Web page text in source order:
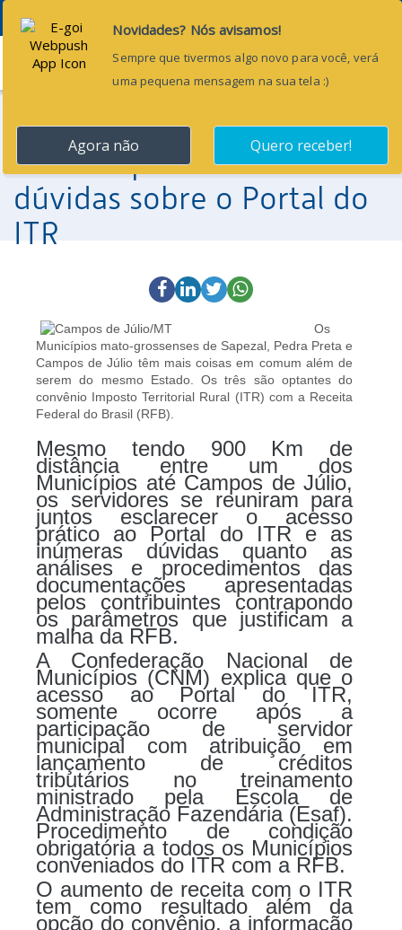
Menu
3 de novembro de 2014
Gestores municipais se
reúnem para esclarecer
dúvidas sobre o Portal do
ITR
Os
Municípios mato-grossenses de Sapezal, Pedra Preta e
Campos de Júlio têm mais coisas em comum além de
serem do mesmo Estado. Os três são optantes do
convênio Imposto Territorial Rural (ITR) com a Receita
Federal do Brasil (RFB).
Mesmo tendo 900 Km de
distância entre um dos
Municípios até Campos de Júlio,
os servidores se reuniram para
juntos esclarecer o acesso
prático ao Portal do ITR e as
inúmeras dúvidas quanto as
análises e procedimentos das
documentações apresentadas
pelos contribuintes contrapondo
os parâmetros que justificam a
malha da RFB.
A Confederação Nacional de
Municípios (CNM) explica que o
acesso ao Portal do ITR,
somente ocorre após a
participação de servidor
municipal com atribuição em
lançamento de créditos
tributários no treinamento
ministrado pela Escola de
Administração Fazendária (Esaf).
Procedimento de condição
obrigatória a todos os Municípios
conveniados do ITR com a RFB.
O aumento de receita com o ITR
tem como resultado além da
opção do convênio, a informação